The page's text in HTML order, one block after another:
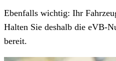
Ebenfalls wichtig: Ihr
Halten Sie deshalb die eVB-
bereit.